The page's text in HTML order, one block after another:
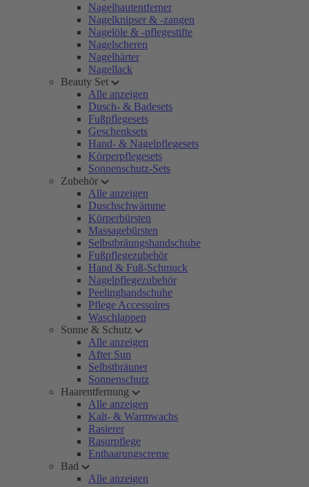
Nagelhautentferner
Nagelknipser & -zangen
Nagelöle & -pflegestifte
Nagelscheren
Nagelhärter
Nagellack
Beauty Set
Alle anzeigen
Dusch- & Badesets
Fußpflegesets
Geschenksets
Hand- & Nagelpflegesets
Körperpflegesets
Sonnenschutz-Sets
Zubehör
Alle anzeigen
Duschschwämme
Körperbürsten
Massagebürsten
Selbstbräungshandschuhe
Fußpflegezubehör
Hand & Fuß-Schmuck
Nagelpflegezubehör
Peelinghandschuhe
Pflege Accessoires
Waschlappen
Sonne & Schutz
Alle anzeigen
After Sun
Selbstbräuner
Sonnenschutz
Haarentfernung
Alle anzeigen
Kalt- & Warmwachs
Rasierer
Rasurpflege
Enthaarungscreme
Bad
Alle anzeigen